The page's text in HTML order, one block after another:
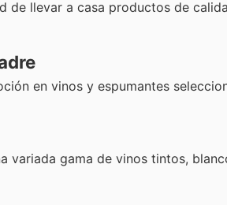
de llevar a casa productos de
en vinos y espumantes
variada gama de vinos tintos,